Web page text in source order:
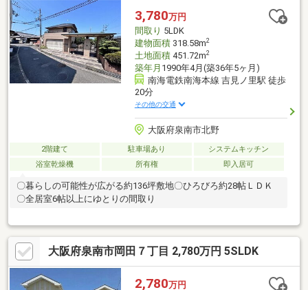
3,780万円
間取り 5LDK
建物面積318.58m2
土地面積451.72m2
築年月 1990年4月(築36年5ヶ月)
南海電鉄南海本線 吉見ノ里駅 徒歩
20分
その他の交通
大阪府泉南市北野
2階建て 駐車場あり
システムキッチン
浴室乾燥機
所有権 即入居可
〇暮らしの可能性が広がる約136坪敷地〇ひろびろ約28帖ＬＤＫ
〇全居室6帖以上にゆとりの間取り
大阪府泉南市岡田７丁目 2,780万円 5SLDK
2,780万円